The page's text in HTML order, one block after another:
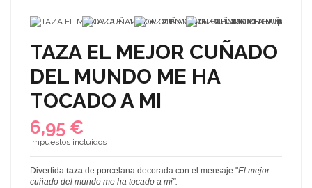
TAZA EL MEJOR CUÑADO
DEL MUNDO ME HA
TOCADO A MI
6,95 €
Impuestos incluidos
Divertida taza de porcelana decorada con el mensaje "El mejor
cuñado del mundo me ha tocado a mi".